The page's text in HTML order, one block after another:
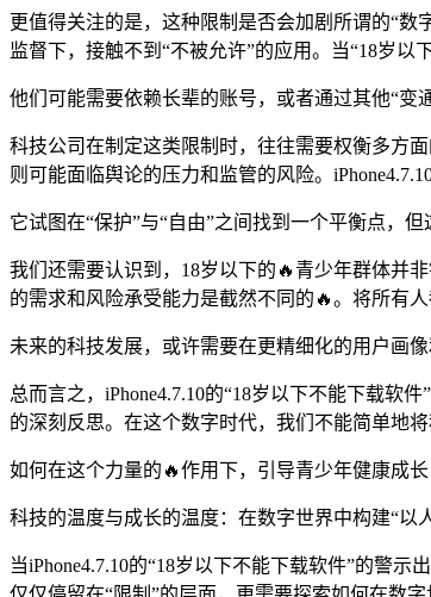
更值得关注的是，这种限制是否会加剧所谓的“
监督下，接触不到“不被允许”的应用。当“18岁
他们可能需要依赖长辈的账号，或者通过其他“变
科技公司在制定这类限制时，往往需要权衡多方
则可能面临舆论的压力和监管的风险。
它试图在“保护”与“自由”之间找到一个平衡点，
我们还需要认识到，18岁以下的🔥青少年群体并
的需求和风险承受能力是截然不同的🔥。将所有
未来的科技发展，或许需要在更精细化的用户画
总而言之，iPhone4.7.10的“18岁以下不能下载软
的深刻反思。在这个数字时代，我们不能简单地
如何在这个力量的🔥作用下，引导青少年健康成
科技的温度与成长的温度：在数字世界中构建“以
当iPhone4.7.10的“18岁以下不能下载软件”的警